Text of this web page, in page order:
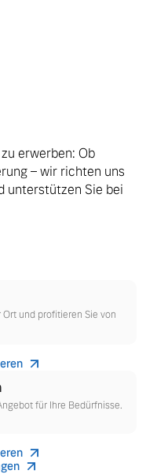
erwerben: Ob
– wir richten uns
unterstützen Sie bei
Ort und profitieren Sie von
für Ihre Bedürfnisse.